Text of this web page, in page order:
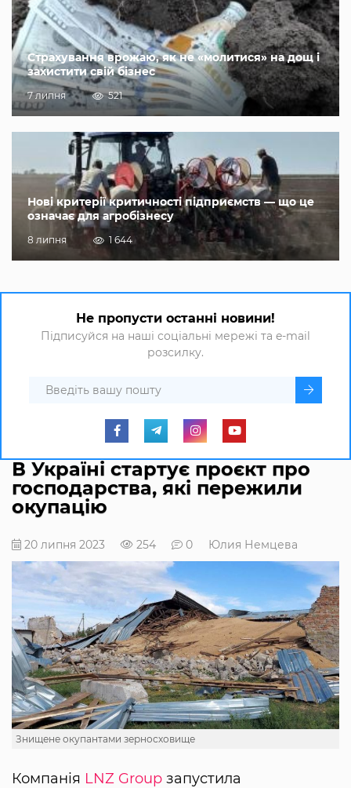
Страхування врожаю, як не «молитися» на дощ і
захистити свій бізнес
7 липня 521
Нові критерії критичності підприємств — що це
означає для агробізнесу
8 липня 1 644
Не пропусти останні новини!
Підписуйся на наші соціальні мережі та e-mail
розсилку.
В Україні стартує проєкт про
господарства, які пережили
окупацію
20 липня 2023 254 0 Юлия Немцева
Знищене окупантами зерносховище
Компанія LNZ Group запустила